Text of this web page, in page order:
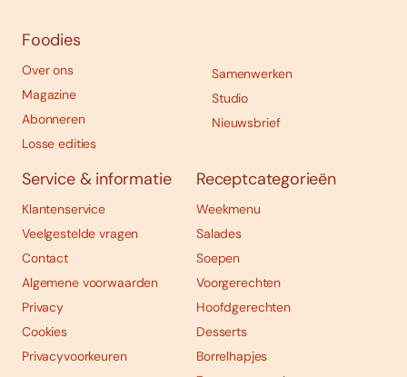
Foodies
Over ons
Magazine
Abonneren
Losse edities
Samenwerken
Studio
Nieuwsbrief
Service & informatie
Klantenservice
Veelgestelde vragen
Contact
Algemene voorwaarden
Privacy
Cookies
Privacyvoorkeuren
Receptcategorieën
Weekmenu
Salades
Soepen
Voorgerechten
Hoofdgerechten
Desserts
Borrelhapjes